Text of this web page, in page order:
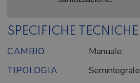
SPECIFICHE TECNICHE
CAMBIO
Manuale
TIPOLOGIA
Semintegrale